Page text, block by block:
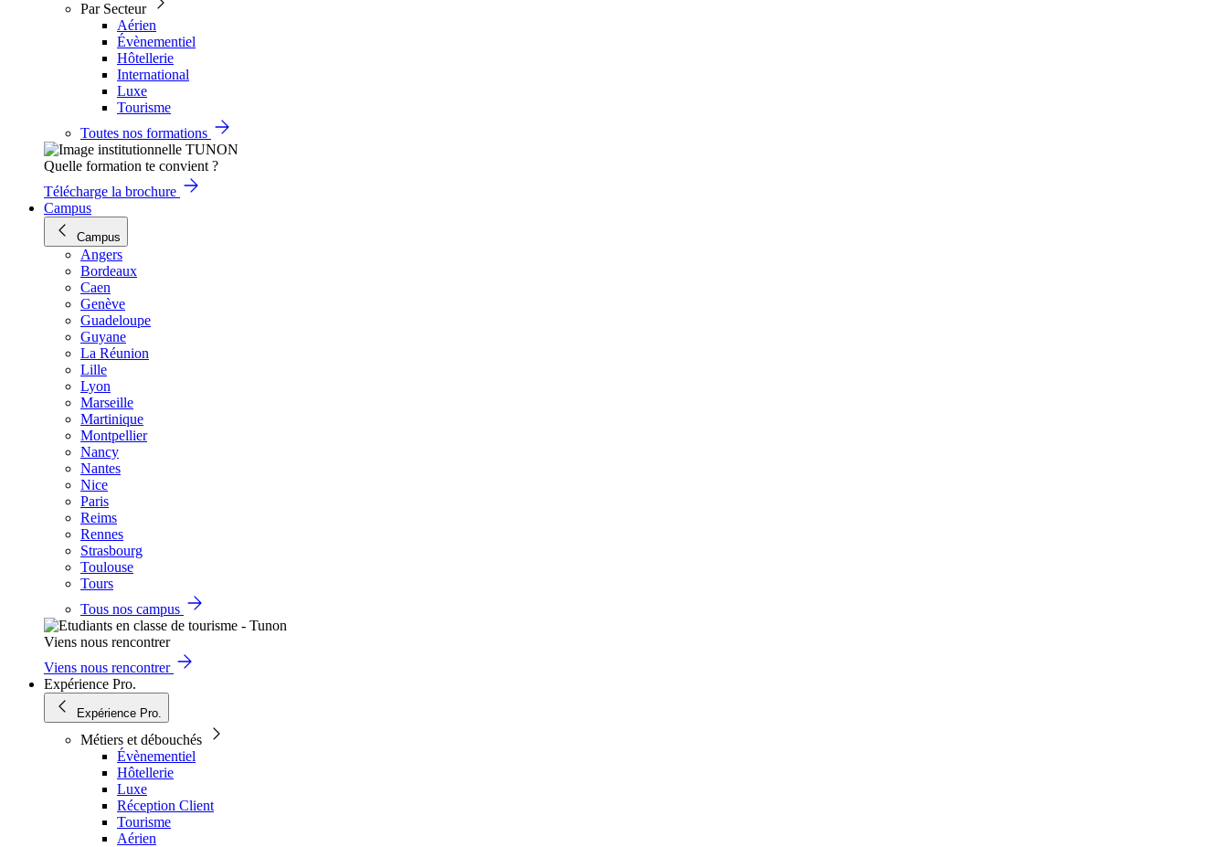
Par Secteur
Aérien
Évènementiel
Hôtellerie
International
Luxe
Tourisme
Toutes nos formations
Quelle formation te convient ?
Télécharge la brochure
Campus
Campus
Angers
Bordeaux
Caen
Genève
Guadeloupe
Guyane
La Réunion
Lille
Lyon
Marseille
Martinique
Montpellier
Nancy
Nantes
Nice
Paris
Reims
Rennes
Strasbourg
Toulouse
Tours
Tous nos campus
Viens nous rencontrer
Viens nous rencontrer
Expérience Pro.
Expérience Pro.
Métiers et débouchés
Évènementiel
Hôtellerie
Luxe
Réception Client
Tourisme
Aérien